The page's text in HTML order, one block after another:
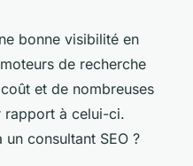
bonne visibilité en
de recherche
et de nombreuses
rapport à celui-ci.
consultant SEO ?